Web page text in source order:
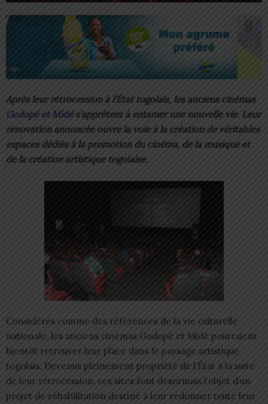
Après leur rétrocession à l’État togolais, les anciens cinémas
Godopé et Midès’apprêtent à entamer une nouvelle vie. Leur
rénovation annoncée ouvre la voie à la création de véritables
espaces dédiés à la promotion du cinéma, de la musique et
de la création artistique togolaise.
Considérés comme des références de la vie culturelle
nationale, les anciens cinémas Godopé et Midè pourraient
bientôt retrouver leur place dans le paysage artistique
togolais. Devenus pleinement propriété de l’État à la suite
de leur rétrocession, ces sites font désormais l’objet d’un
projet de réhabilitation destiné à leur redonner toute leur